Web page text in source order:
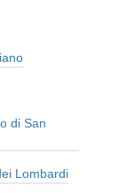
di San
Lombardi